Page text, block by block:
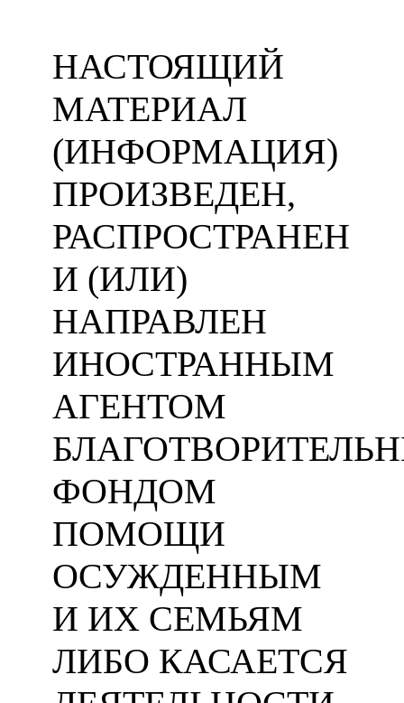
НАСТОЯЩИЙ
МАТЕРИАЛ
(ИНФОРМАЦИЯ)
ПРОИЗВЕДЕН,
РАСПРОСТРАНЕН
И (ИЛИ)
НАПРАВЛЕН
ИНОСТРАННЫМ
АГЕНТОМ
ФОНДОМ
ПОМОЩИ
ОСУЖДЕННЫМ
И ИХ СЕМЬЯМ
ЛИБО КАСАЕТСЯ